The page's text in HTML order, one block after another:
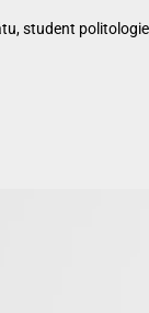
student